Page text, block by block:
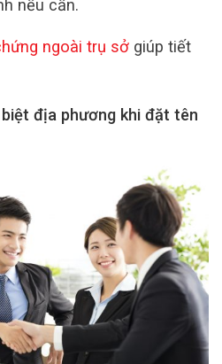
nếu cần.
ngoài trụ sở giúp tiết
địa phương khi đặt tên